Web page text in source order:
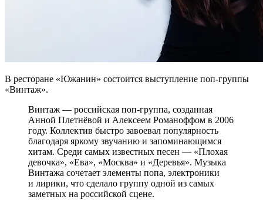
В ресторане «Южанин» состоится выступление поп-группы
«Винтаж».
Винтаж — российская поп-группа, созданная
Анной Плетнёвой и Алексеем Романоффом в 2006
году. Коллектив быстро завоевал популярность
благодаря яркому звучанию и запоминающимся
хитам. Среди самых известных песен — «Плохая
девочка», «Ева», «Москва» и «Деревья». Музыка
Винтажа сочетает элементы попа, электроники
и лирики, что сделало группу одной из самых
заметных на российской сцене.